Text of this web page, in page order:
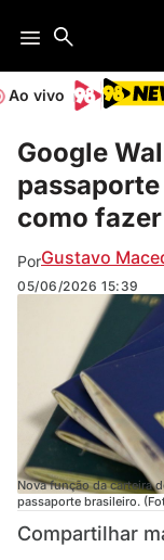
Ao vivo
Google
como fazer
PorGustavo
05/06/2026 15:39
Nova função da carteira
passaporte brasileiro.
Compartilhar